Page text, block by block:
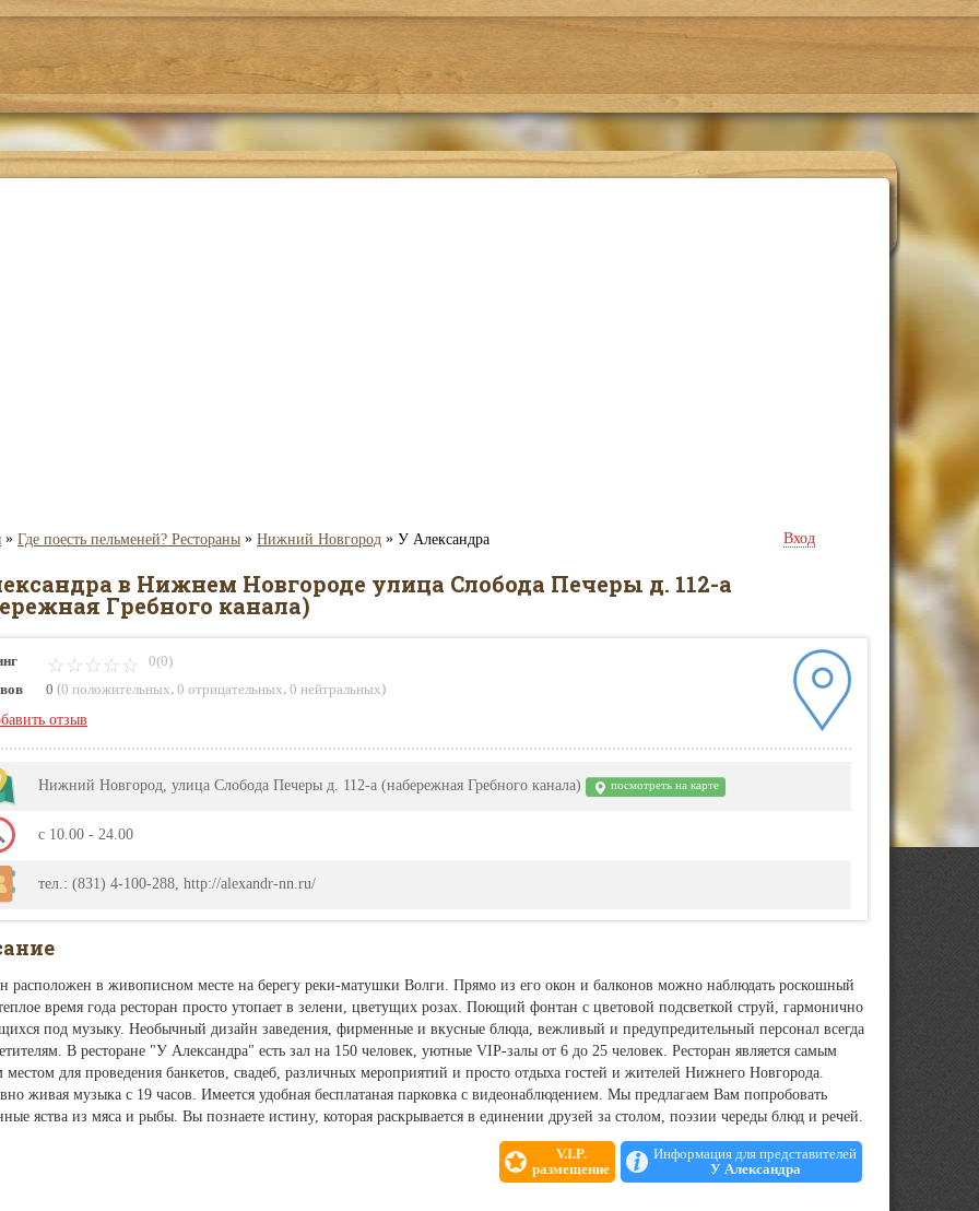
поесть Подбор рецепта О проекте
» Где поесть пельменей? Рестораны » Нижний Новгород » У Александра Вход
в Нижнем Новгороде улица Слобода Печеры д. 112-а
Гребного канала)
0(0)
0 (0 положительных 0 отрицательных 0 нейтральных)
отзыв
Нижний Новгород, улица Слобода Печеры д. 112-а (набережная Гребного канала) посмотреть на карте
с 10.00 - 24.00
тел.: (831) 4-100-288, http://alexandr-nn.ru/
расположен в живописном месте на берегу реки-матушки Волги. Прямо из его окон и балконов можно наблюдать роскошный
время года ресторан просто утопает в зелени, цветущих розах. Поющий фонтан с цветовой подсветкой струй, гармонично
под музыку. Необычный дизайн заведения, фирменные и вкусные блюда, вежливый и предупредительный персонал всегда
В ресторане "У Александра" есть зал на 150 человек, уютные VIP-залы от 6 до 25 человек. Ресторан является самым
для проведения банкетов, свадеб, различных мероприятий и просто отдыха гостей и жителей Нижнего Новгорода.
живая музыка с 19 часов. Имеется удобная бесплатаная парковка с видеонаблюдением. Мы предлагаем Вам попробовать
яства из мяса и рыбы. Вы познаете истину, которая раскрывается в единении друзей за столом, поэзии череды блюд и речей.
V.I.P.
размещение
Информация для представителей
У Александра